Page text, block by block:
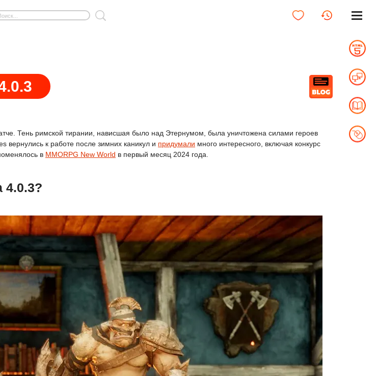
Тень римской тирании, нависшая было над Этернумом, была уничтожена силами героев
к работе после зимних каникул и придумали много интересного, включая конкурс
в MMORPG New World в первый месяц 2024 года.
4.0.3?